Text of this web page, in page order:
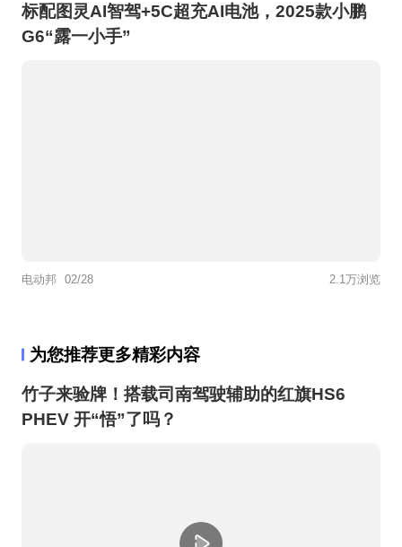
标配图灵AI智驾+5C超充AI电池，2025款小鹏
G6“露一小手”
电动邦 02/28 2.1万浏览
为您推荐更多精彩内容
竹子来验牌！搭载司南驾驶辅助的红旗HS6
PHEV 开“悟”了吗？